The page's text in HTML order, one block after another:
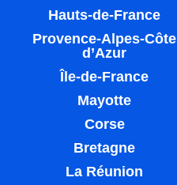
Hauts-de-France
Provence-Alpes-Côte
d’Azur
Île-de-France
Mayotte
Corse
Bretagne
La Réunion